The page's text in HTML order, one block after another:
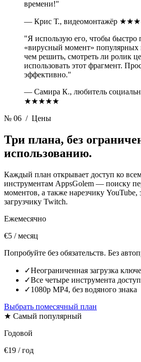
времени!"
— Крис Т., видеомонтажёр
"Я использую его, чтобы быстро
«вирусный момент» популярных
чем решить, смотреть ли ролик
использовать этот фрагмент.
эффективно."
— Самира К., любитель
★★★★★
№ 06 / Цены
Три плана, без
использованию.
Каждый план открывает доступ ко
инструментам AppsGolem — поиску
моментов, а также нарезчику YouTube,
загрузчику Twitch.
Ежемесячно
€5 / месяц
Попробуйте без обязательств. Без
✓Неограниченная загрузка
✓Все четыре инструмента
✓1080p MP4, без водяного знака
Выбрать помесячный план
★ Самый популярный
Годовой
€19 / год